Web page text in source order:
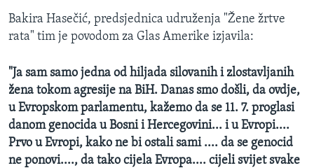
O GLASU AMERIKE
Learning English
PRATITE NAS
Bakira Hasečić, predsjednica udruženja "Žene žrtve
rata" tim je povodom za Glas Amerike izjavila:
"Ja sam samo jedna od hiljada silovanih i zlostavljanih
žena tokom agresije na BiH. Danas smo došli, da ovdje,
u Evropskom parlamentu, kažemo da se 11. 7. proglasi
danom genocida u Bosni i Hercegovini... i u Evropi....
Prvo u Evropi, kako ne bi ostali sami .... da se genocid
ne ponovi...., da tako cijela Evropa.... cijeli svijet svake